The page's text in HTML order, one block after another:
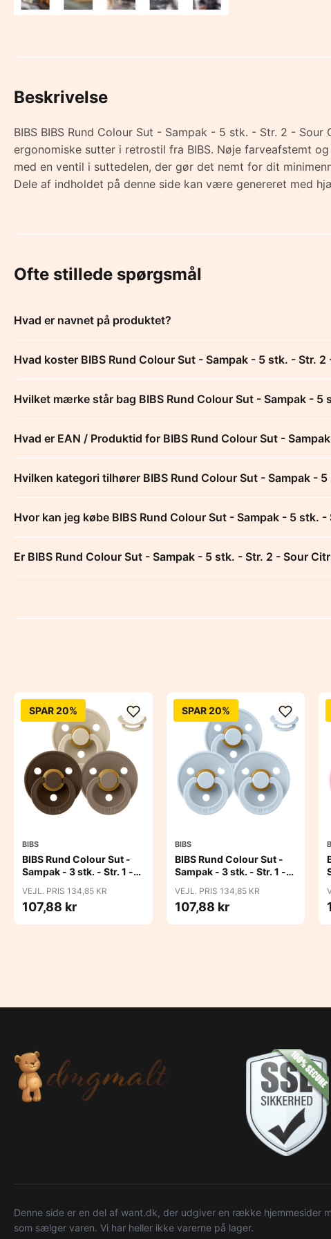
Beskrivelse
BIBS BIBS Rund Colour Sut - Sampak - 5 stk. - Str. 2 -
ergonomiske sutter i retrostil fra BIBS. Nøje farveafstemt
med en ventil i suttedelen, der gør det nemt for dit
Dele af indholdet på denne side kan være genereret med
Ofte stillede spørgsmål
Hvad er navnet på produktet?
Hvad koster BIBS Rund Colour Sut - Sampak - 5 stk. - Str. 2
Hvilket mærke står bag BIBS Rund Colour Sut - Sampak - 5
Hvad er EAN / Produktid for BIBS Rund Colour Sut -
Hvilken kategori tilhører BIBS Rund Colour Sut - Sampak -
Hvor kan jeg købe BIBS Rund Colour Sut - Sampak - 5 stk.
Er BIBS Rund Colour Sut - Sampak - 5 stk. - Str. 2 - Sour
SPAR 20%
BIBS
BIBS Rund Colour Sut -
Sampak - 3 stk. - Str. 1 -
VEJL. PRIS 134,85 KR
107,88 kr
SPAR 20%
BIBS
BIBS Rund Colour Sut -
Sampak - 3 stk. - Str. 1 -
VEJL. PRIS 134,85 KR
107,88 kr
Denne side er en del af want.dk, der udgiver en række hjemmesider
som sælger varen. Vi har heller ikke varerne på lager.